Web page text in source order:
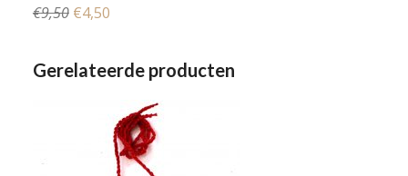
€9,50 Oorspronkelijke
€9,50.
€4,50Huidige
€4,50.
Gerelateerde producten